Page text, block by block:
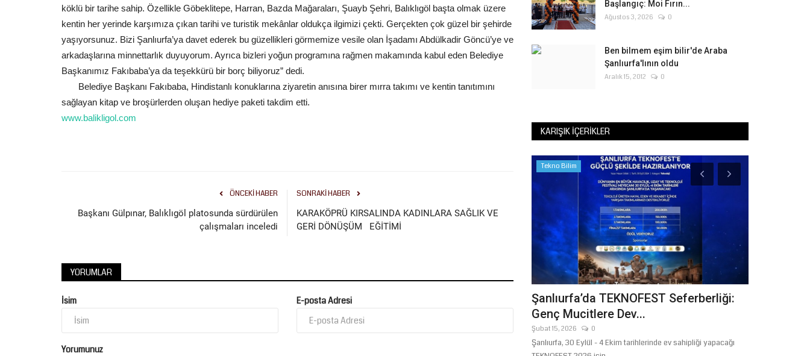
köklü bir tarihe sahip. Özellikle Göbeklitepe, Harran, Bazda Mağaraları, Şuayb Şehri, Balıklıgöl başta olmak üzere
kentin her yerinde karşımıza çıkan tarihi ve turistik mekânlar oldukça ilgimizi çekti. Gerçekten çok güzel bir şehirde
yaşıyorsunuz. Bizi Şanlıurfa’ya davet ederek bu güzellikleri görmemize vesile olan İşadamı Abdülkadir Göncü’ye ve
arkadaşlarına minnettarlık duyuyorum. Ayrıca bizleri yoğun programına rağmen makamında kabul eden Belediye
Başkanımız Fakıbaba’ya da teşekkürü bir borç biliyoruz” dedi.
Belediye Başkanı Fakıbaba, Hindistanlı konuklarına ziyaretin anısına birer mırra takımı ve kentin tanıtımını
sağlayan kitap ve broşürlerden oluşan hediye paketi takdim etti.
www.balikligol.com
ÖNCEKI HABER
Başkanı Gülpınar, Balıklıgöl platosunda sürdürülen
çalışmaları inceledi
SONRAKI HABER
KARAKÖPRÜ KIRSALINDA KADINLARA SAĞLIK VE
GERİ DÖNÜŞÜM EĞİTİMİ
YORUMLAR
İsim E-posta Adresi
Yorumunuz
Başlangıç: Moi Fırın...
Ağustos 3, 2026 0
Ben bilmem eşim bilir'de Araba
Şanlıurfa'lının oldu
Aralık 15, 2012 0
KARIŞIK İÇERIKLER
Şanlıurfa’da Bir İlk: Kamusal Alanlara
Hayat Kurtaran “OED”...
Tekno Bilim
Şanlıurfa’da TEKNOFEST Seferberliği:
Genç Mucitlere Dev...
Şubat 15, 2026 0
Şanlıurfa, 30 Eylül - 4 Ekim tarihlerinde ev sahipliği yapacağı